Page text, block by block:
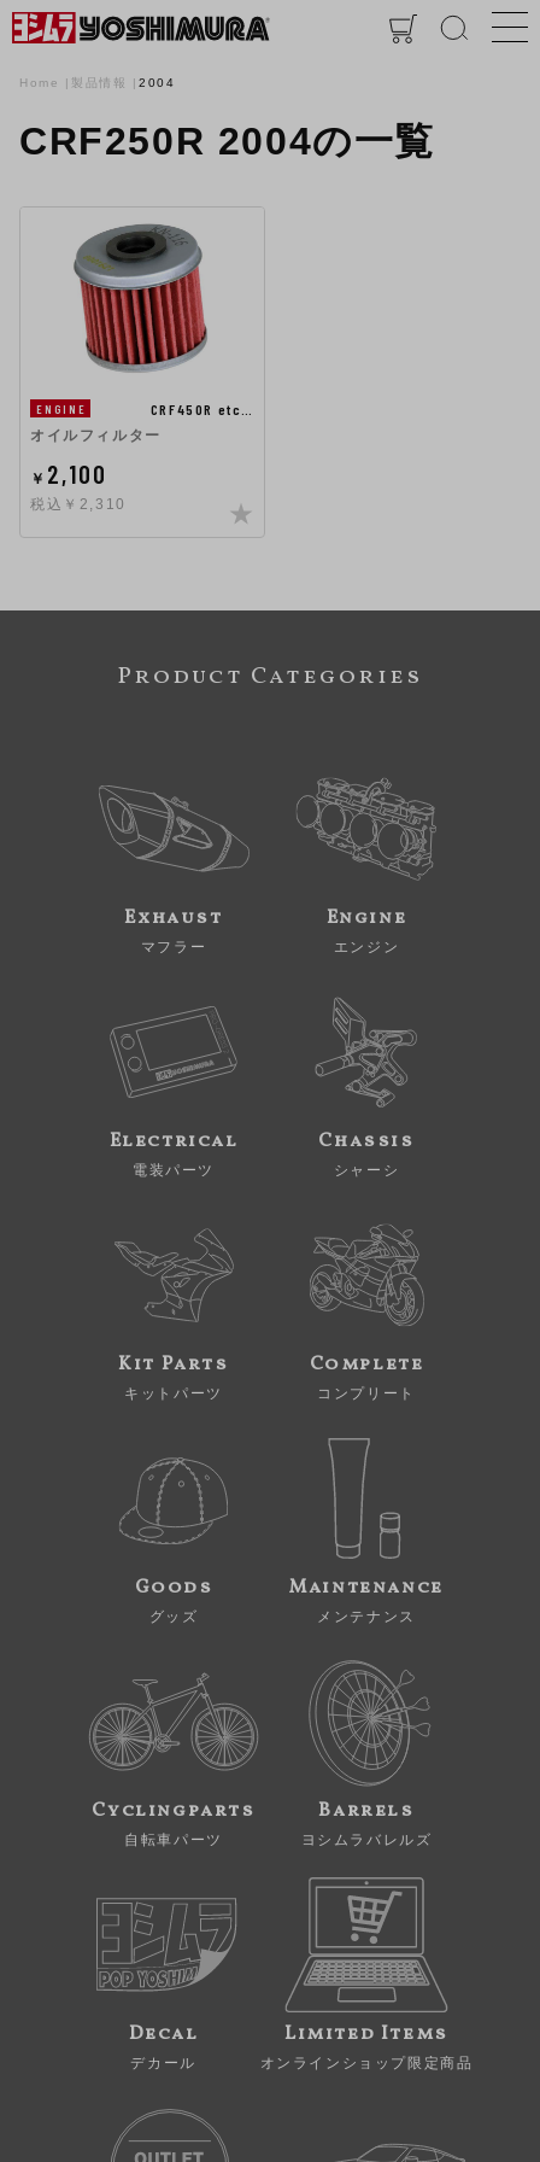
Home 製品情報 2004
CRF250R 2004の一覧
ENGINE
CRF450R etc…
オイルフィルター
￥ 2,100
税込￥2,310
Product Categories
Exhaust
マフラー
Engine
エンジン
Electrical
電装パーツ
Chassis
シャーシ
Kit Parts
キットパーツ
Complete
コンプリート
Goods
グッズ
Maintenance
メンテナンス
Cyclingparts
自転車パーツ
Barrels
ヨシムラバレルズ
Decal
デカール
Limited Items
オンラインショップ限定商品